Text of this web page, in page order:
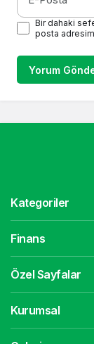
Bir dahaki
posta
Yorum
Kategoriler
Finans
Özel Sayfalar
Kurumsal